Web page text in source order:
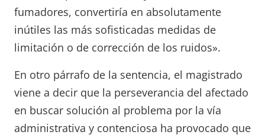
fumadores, convertiría en absolutamente
inútiles las más sofisticadas medidas de
limitación o de corrección de los ruidos».
En otro párrafo de la sentencia, el magistrado
viene a decir que la perseverancia del afectado
en buscar solución al problema por la vía
administrativa y contenciosa ha provocado que